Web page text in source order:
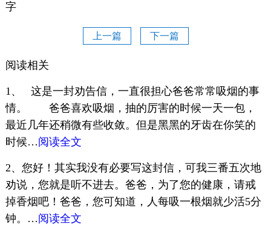
字
上一篇 下一篇
阅读相关
1、 这是一封劝告信，一直很担心爸爸常常吸烟的事
情。 爸爸喜欢吸烟，抽的厉害的时候一天一包，
最近几年还稍微有些收敛。但是黑黑的牙齿在你笑的
时候…阅读全文
2、您好！其实我没有必要写这封信，可我三番五次地
劝说，您就是听不进去。爸爸，为了您的健康，请戒
掉香烟吧！爸爸，您可知道，人每吸一根烟就少活5分
钟。…阅读全文